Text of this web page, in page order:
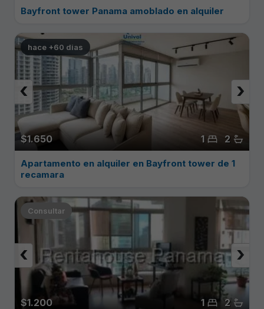
Bayfront tower Panama amoblado en alquiler
hace +60 dias
$1.650 2
1
›
‹
Apartamento en alquiler en Bayfront tower de 1
recamara
Consultar
$1.200 2
1
›
‹